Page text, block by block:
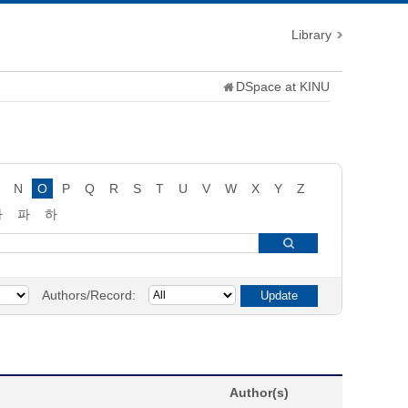
Library
DSpace at KINU
N O P Q R S T U V W X Y
Z
파
하
Authors/Record:
Author(s)